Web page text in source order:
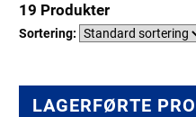
19 Produkter
Sortering:
LAGERFØRTE